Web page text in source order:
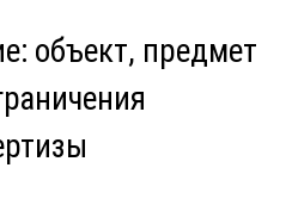
объект, предмет